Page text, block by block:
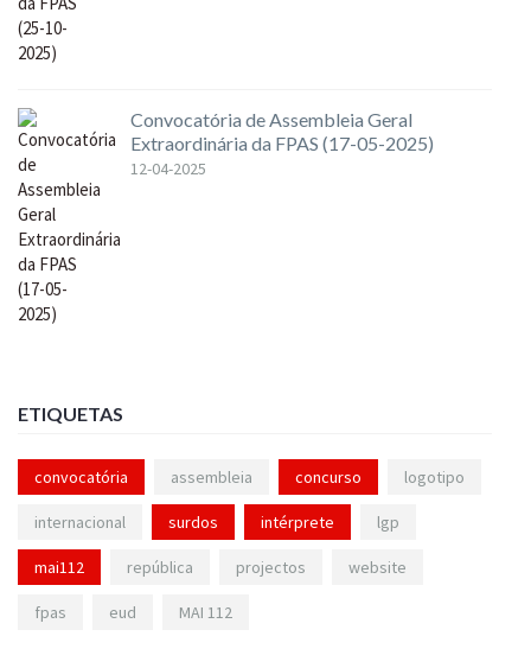
Convocatória de Assembleia Geral
Extraordinária da FPAS (17-05-2025)
12-04-2025
ETIQUETAS
convocatória assembleia concurso logotipo
internacional surdos intérprete lgp
mai112 república projectos website
fpas eud MAI 112